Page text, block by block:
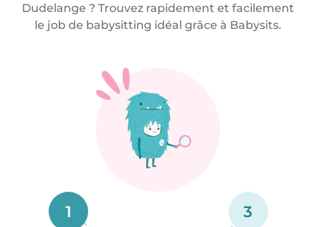
Dudelange ? Trouvez rapidement et facilement
le job de babysitting idéal grâce à Babysits.
1 3